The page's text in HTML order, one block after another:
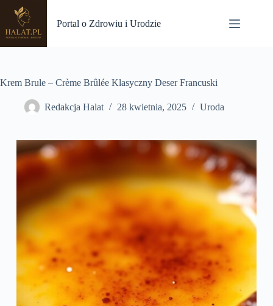
Przejdź
treści
Portal o Zdrowiu i Urodzie
Krem Brule – Crème Brûlée Klasyczny Deser Francuski
Redakcja Halat 28 kwietnia, 2025 Uroda